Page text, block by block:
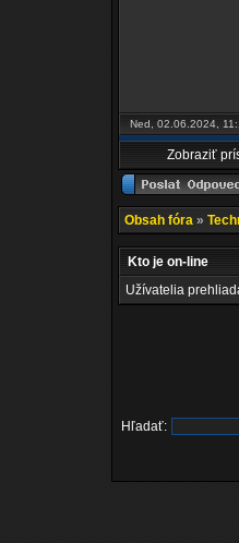
Ned, 02.06.2024,
Zobraziť
Obsah fóra »
Kto je on-line
Užívatelia
Hľadať: